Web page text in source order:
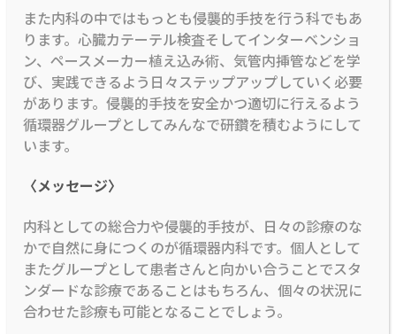
また内科の中ではもっとも侵襲的手技を行う科でもあ
ります。心臓カテーテル検査そしてインターベンショ
ン、ペースメーカー植え込み術、気管内挿管などを学
び、実践できるよう日々ステップアップしていく必要
があります。侵襲的手技を安全かつ適切に行えるよう
循環器グループとしてみんなで研鑽を積むようにして
います。
〈メッセージ〉
内科としての総合力や侵襲的手技が、日々の診療のな
かで自然に身につくのが循環器内科です。個人として
またグループとして患者さんと向かい合うことでスタ
ンダードな診療であることはもちろん、個々の状況に
合わせた診療も可能となることでしょう。